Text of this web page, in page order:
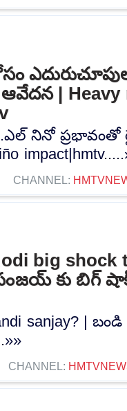
| Heavy
నినో ప్రభావంతో
CHANNEL:
big shock
కు బిగ్
sanjay? |
CHANNEL: